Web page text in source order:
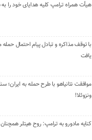
هیأت همراه ترامپ کلیه هدایای خود را
با توقف مذاکره و تبادل پیام احتمال
یافت
موافقت نتانیاهو با طرح حمله به ایران؛
ونزوئلا!
کنایه مادورو به ترامپ: روح هیتلر